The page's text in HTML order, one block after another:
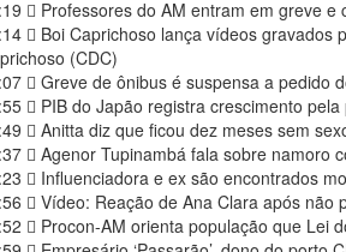
Professores do AM entram em greve
Boi Caprichoso lança vídeos gravados
(CDC)
Greve de ônibus é suspensa a pedido
PIB do Japão registra crescimento
Anitta diz que ficou dez meses sem
Agenor Tupinambá fala sobre namoro
Influenciadora e ex são encontrados
Vídeo: Reação de Ana Clara após não
Procon-AM orienta população que Lei